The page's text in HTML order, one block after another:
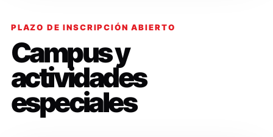
PLAZO DE INSCRIPCIÓN ABIERTO
Campus y
actividades
especiales